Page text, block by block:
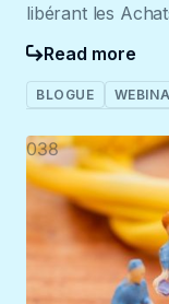
libérant les
Read more
BLOGUE
038